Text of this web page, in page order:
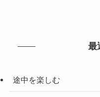
最
途中を楽しむ